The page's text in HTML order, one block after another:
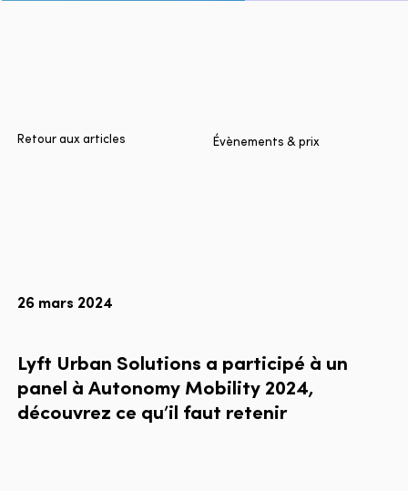
Technologies
Retour aux articles Évènements & prix
26 mars 2024
Lyft Urban Solutions a participé à un
panel à Autonomy Mobility 2024,
découvrez ce qu’il faut retenir